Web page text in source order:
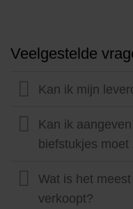
Veelgestelde
Kan ik mijn
Kan ik
biefstukjes moet
Wat is het
verkoopt?